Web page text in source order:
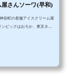
さんソーワ(早和)
谷町の老舗アイスクリーム屋
ンピックはおろか、東京タワ